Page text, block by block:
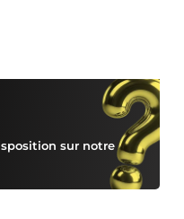
sur notre